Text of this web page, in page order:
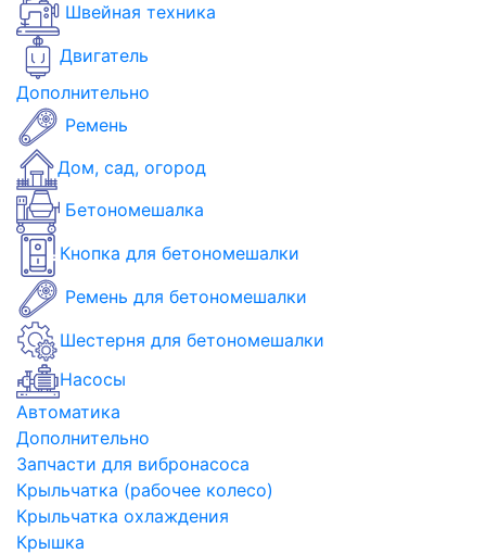
Швейная техника
Двигатель
Дополнительно
Ремень
Дом, сад, огород
Бетономешалка
Кнопка для бетономешалки
Ремень для бетономешалки
Шестерня для бетономешалки
Насосы
Автоматика
Дополнительно
Запчасти для вибронасоса
Крыльчатка (рабочее колесо)
Крыльчатка охлаждения
Крышка